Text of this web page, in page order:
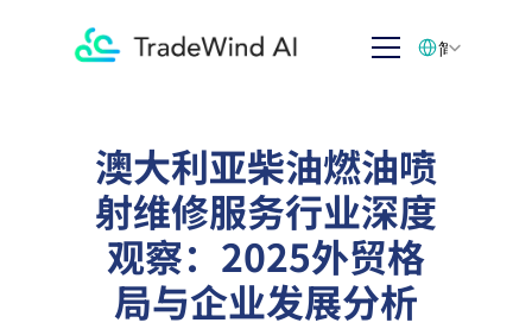
澳大利亚柴油燃油喷
射维修服务行业深度
观察：2025外贸格
局与企业发展分析
简体中文